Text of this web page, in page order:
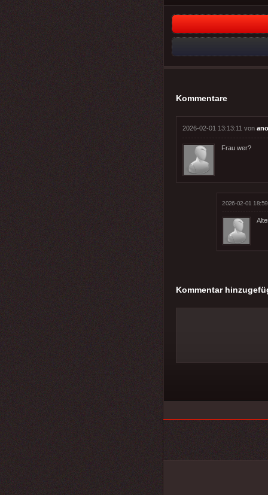
Kommentare
2026-02-01 13:13:11 von
Frau wer?
2026-02-01
Kommentar